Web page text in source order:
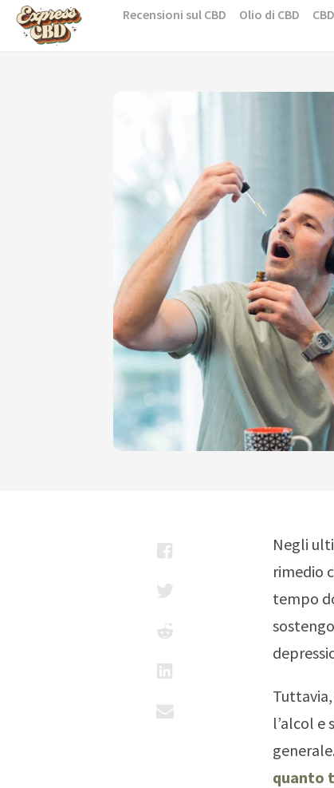
Skip
Recensioni sul CBD Olio di CBD
Negli
rimedio
tempo
l’alcol e
quanto